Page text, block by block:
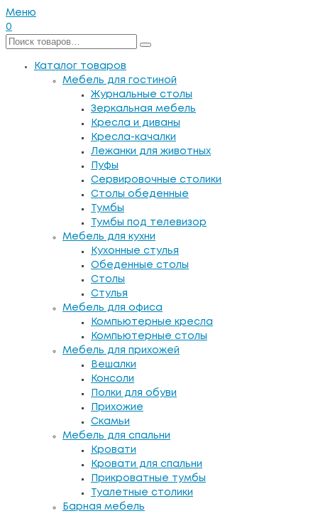
Меню
0
Каталог товаров
Мебель для гостиной
Журнальные столы
Зеркальная мебель
Кресла и диваны
Кресла-качалки
Лежанки для животных
Пуфы
Сервировочные столики
Столы обеденные
Тумбы
Тумбы под телевизор
Мебель для кухни
Кухонные стулья
Обеденные столы
Столы
Стулья
Мебель для офиса
Компьютерные кресла
Компьютерные столы
Мебель для прихожей
Вешалки
Консоли
Полки для обуви
Прихожие
Скамьи
Мебель для спальни
Кровати
Кровати для спальни
Прикроватные тумбы
Туалетные столики
Барная мебель